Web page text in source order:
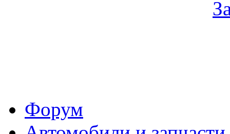
Форум